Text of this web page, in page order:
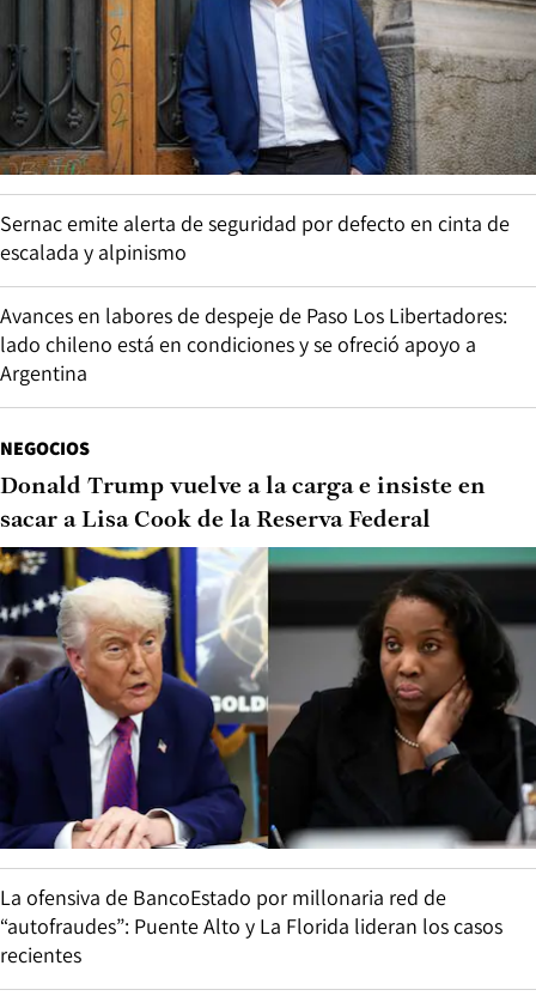
Sernac emite alerta de seguridad por defecto en cinta de
escalada y alpinismo
Avances en labores de despeje de Paso Los Libertadores:
lado chileno está en condiciones y se ofreció apoyo a
Argentina
NEGOCIOS
Donald Trump vuelve a la carga e insiste en
sacar a Lisa Cook de la Reserva Federal
La ofensiva de BancoEstado por millonaria red de
“autofraudes”: Puente Alto y La Florida lideran los casos
recientes